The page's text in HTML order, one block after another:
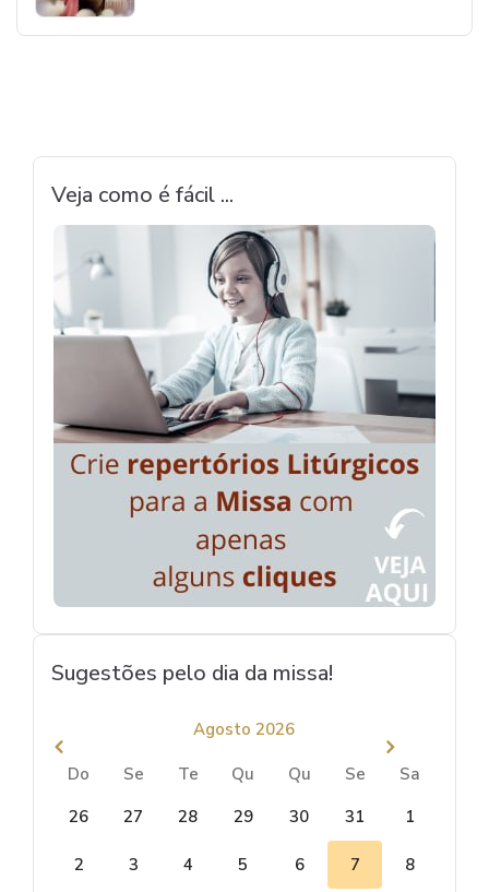
Veja como é fácil ...
Sugestões pelo dia da missa!
Agosto 2026
Do Se Te Qu Qu Se
Sa
26
27 28 29 30 31 1
2 3 4 5 6 7 8